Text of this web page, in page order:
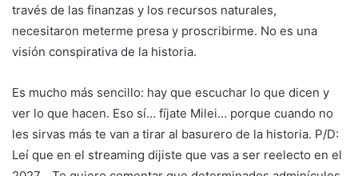
través de las finanzas y los recursos naturales,
necesitaron meterme presa y proscribirme. No es una
visión conspirativa de la historia.
Es mucho más sencillo: hay que escuchar lo que dicen y
ver lo que hacen. Eso sí… fíjate Milei… porque cuando no
les sirvas más te van a tirar al basurero de la historia. P/D:
Leí que en el streaming dijiste que vas a ser reelecto en el